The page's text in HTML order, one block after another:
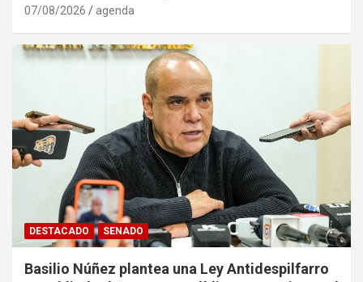
07/08/2026 agenda
DESTACADO SENADO
Basilio Núñez plantea una Ley Antidespilfarro